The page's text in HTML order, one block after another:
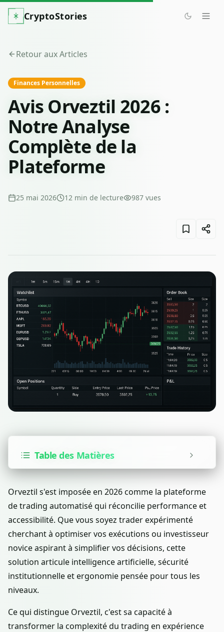
CryptoStories
Retour aux Articles
Finances Personnelles
Avis Orveztil 2026 :
Notre Analyse
Complète de la
Plateforme
25 mai 2026 12 min de lecture 987 vues
Table des Matières
Orveztil s'est imposée en 2026 comme la plateforme
de trading automatisé qui réconcilie performance et
accessibilité. Que vous soyez trader expérimenté
cherchant à optimiser vos exécutions ou investisseur
novice aspirant à simplifier vos décisions, cette
solution articule intelligence artificielle, sécurité
institutionnelle et ergonomie pensée pour tous les
niveaux.
Ce qui distingue Orveztil, c'est sa capacité à
transformer la complexité du trading en expérience